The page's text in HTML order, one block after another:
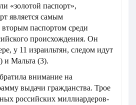
«золотой паспорт»,
является самым
паспортом среди
происхождения. Он
у 11 израильтян, следом идут
и Мальта (3).
внимание на
выдачи гражданства. Трое
российских миллиардеров-